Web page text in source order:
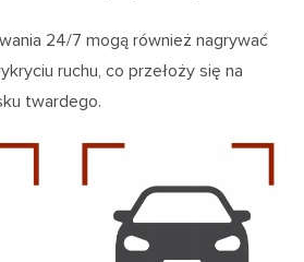
24/7 mogą również nagrywać
ruchu, co przełoży się na
twardego.